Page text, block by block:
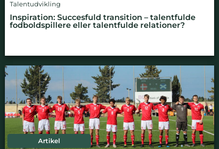
Talentudvikling
Inspiration: Succesfuld transition – talentfulde
fodboldspillere eller talentfulde relationer?
Artikel